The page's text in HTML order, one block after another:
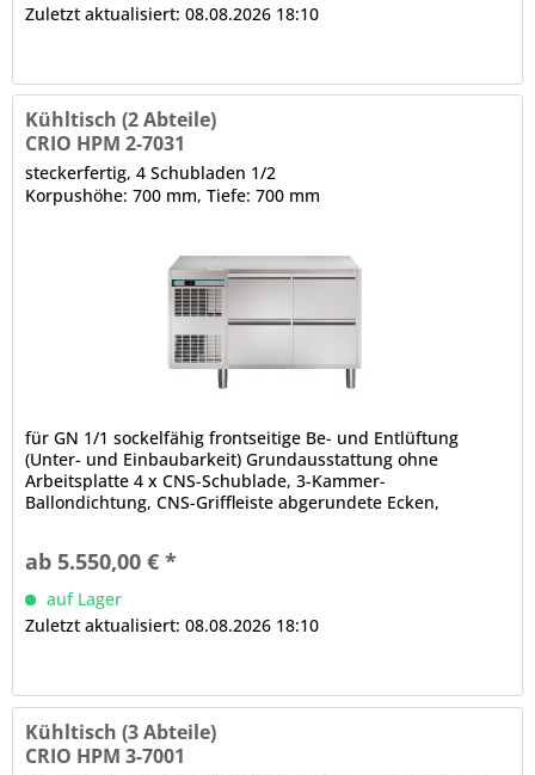
Zuletzt aktualisiert: 08.08.2026 18:10
Kühltisch (2 Abteile)
CRIO HPM 2-7031
steckerfertig, 4 Schubladen 1/2
Korpushöhe: 700 mm, Tiefe: 700 mm
für GN 1/1 sockelfähig frontseitige Be- und Entlüftung
(Unter- und Einbaubarkeit) Grundausstattung ohne
Arbeitsplatte 4 x CNS-Schublade, 3-Kammer-
Ballondichtung, CNS-Griffleiste abgerundete Ecken,
Feuchtigkeitssteuerung, Turbo Cooling Zyklus, Ein-/Aus-
Schalter, akustische und...
ab 5.550,00 € *
auf Lager
Zuletzt aktualisiert: 08.08.2026 18:10
Kühltisch (3 Abteile)
CRIO HPM 3-7001